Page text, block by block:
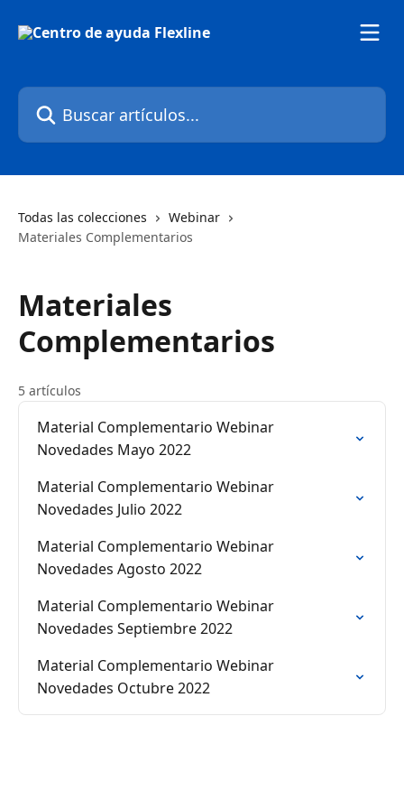
Buscar artículos...
Todas las colecciones
Webinar
Materiales Complementarios
Materiales
Complementarios
5 artículos
Material Complementario Webinar
Novedades Mayo 2022
Material Complementario Webinar
Novedades Julio 2022
Material Complementario Webinar
Novedades Agosto 2022
Material Complementario Webinar
Novedades Septiembre 2022
Material Complementario Webinar
Novedades Octubre 2022